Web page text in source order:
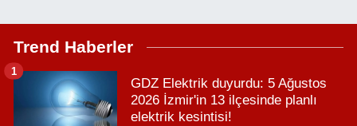
Trend Haberler
GDZ Elektrik duyurdu: 5 Ağustos
2026 İzmir'in 13 ilçesinde planlı
elektrik kesintisi!
1